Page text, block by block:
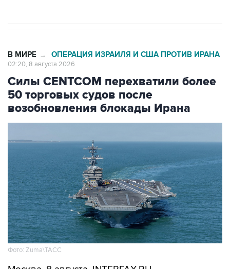
В МИРЕ → ОПЕРАЦИЯ ИЗРАИЛЯ И США ПРОТИВ ИРАНА
02:20, 8 августа 2026
Силы CENTCOM перехватили более
50 торговых судов после
возобновления блокады Ирана
Фото: Zuma\ТАСС